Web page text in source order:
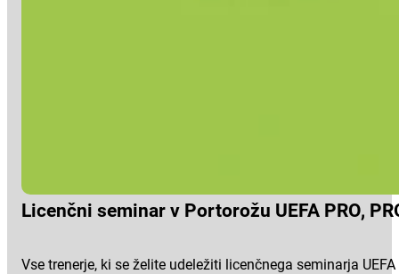
Licenčni seminar v Portorožu UEFA PRO,
Vse trenerje, ki se želite udeležiti licenčnega seminarja